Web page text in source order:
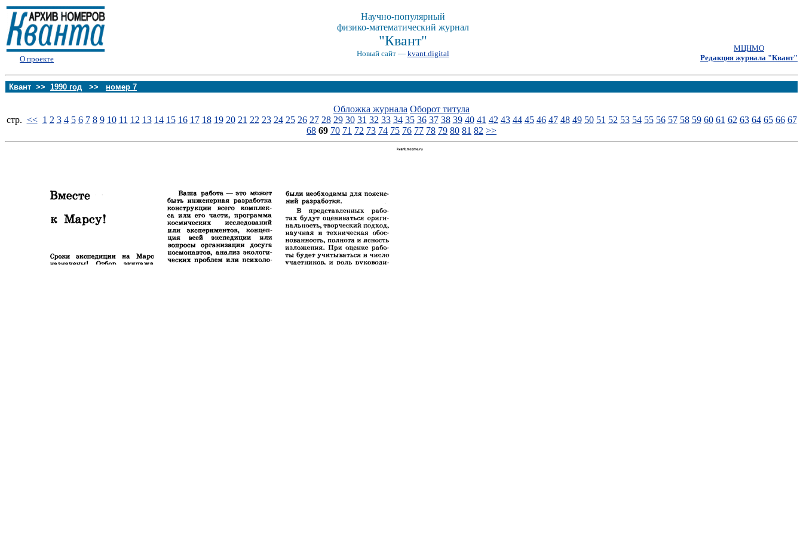
О проекте
Научно-популярный
физико-математический журнал
"Квант"
Новый сайт — kvant.digital
МЦНМО
Редакция журнала "Квант"
Квант >> 1990 год >> номер 7
Обложка журнала Оборот титула
стp. << 1 2 3 4 5 6 7 8 9 10 11 12 13 14 15 16 17 18 19 20 21 22 23 24 25 26 27 28 29 30 31 32 33 34 35 36 37 38 39 40 41 42 43 44 45 46 47 48 49 50 51 52 53 54 55 56 57 58 59 60 61 62 63 64 65 66 67
68 69 70 71 72 73 74 75 76 77 78 79 80 81 82 >>